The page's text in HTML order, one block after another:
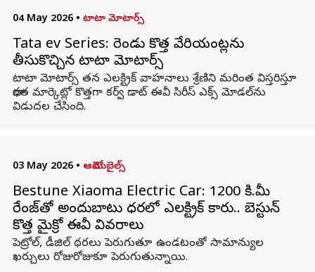
04 May 2026 • టాటా మోటార్స్
Tata ev Series: రెండు కొత్త వేరియంట్లను
తీసుకొచ్చిన టాటా మోటార్స్
టాటా మోటార్స్ తన ఎలక్ట్రిక్ వాహనాలు శ్రేణిని మరింత విస్తరిస్తూ
భారత మార్కెట్లో కొత్తగా కర్వ్ డాట్ ఈవీ సిరీస్ ఎక్స్ మోడల్‌ను
విడుదల చేసింది.
03 May 2026 • ఆటోమొబైల్స్
Bestune Xiaoma Electric Car: 1200 కి.మీ
రేంజ్‌తో అందుబాటు ధరలో ఎలక్ట్రిక్ కారు.. బెస్టున్
కొత్త మైక్రో ఈవీ వివరాలు
పెట్రోల్, డీజిల్ ధరలు పెరుగుతూ ఉండటంతో సామాన్యుల
ఖర్చులు రోజురోజుకూ పెరుగుతున్నాయి.